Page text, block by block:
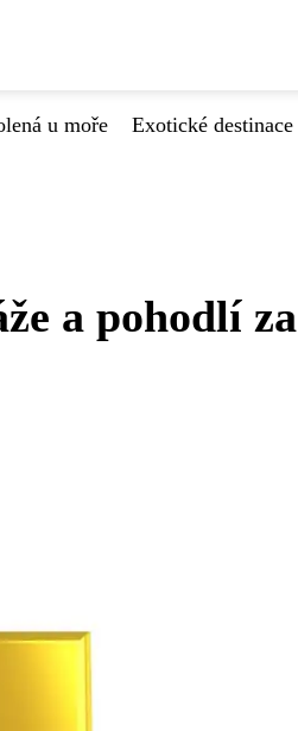
u moře Exotické destinace
a pohodlí za